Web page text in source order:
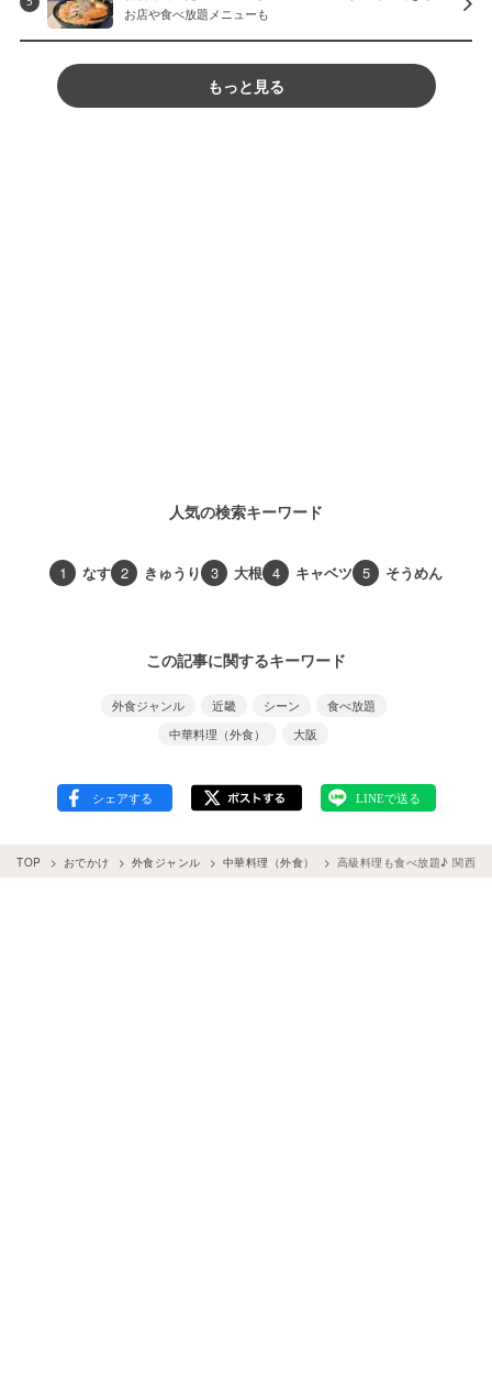
お店や食べ放題メニューも
もっと見る
人気の検索キーワード
1 なす 2 きゅうり 3 大根 4 キャベツ 5 そうめん
この記事に関するキーワード
外食ジャンル 近畿 シーン
食べ放題
中華料理（外食）
大阪
TOP おでかけ 外食ジャンル 中華料理（外食） 高級料理も食べ放題♪ 関西